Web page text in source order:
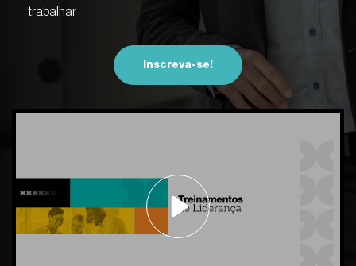
trabalhar
Inscreva-se!